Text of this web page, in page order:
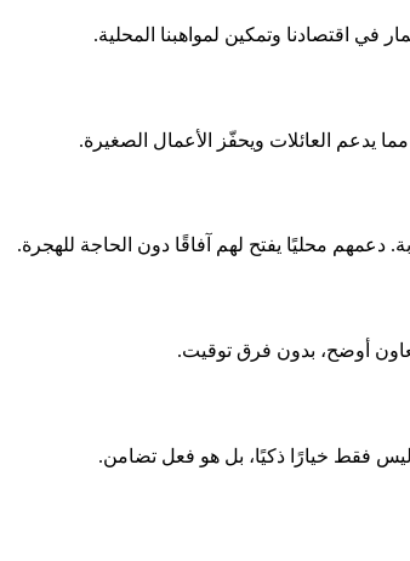
في اقتصادنا وتمكين لمواهبنا المحلية.
يدعم العائلات ويحفّز الأعمال الصغيرة.
دعمهم محليًا يفتح لهم آفاقًا دون الحاجة للهجرة.
أوضح، بدون فرق توقيت.
فقط خيارًا ذكيًا، بل هو فعل تضامن.